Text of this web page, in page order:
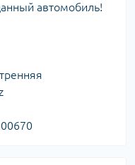
автомобиль!